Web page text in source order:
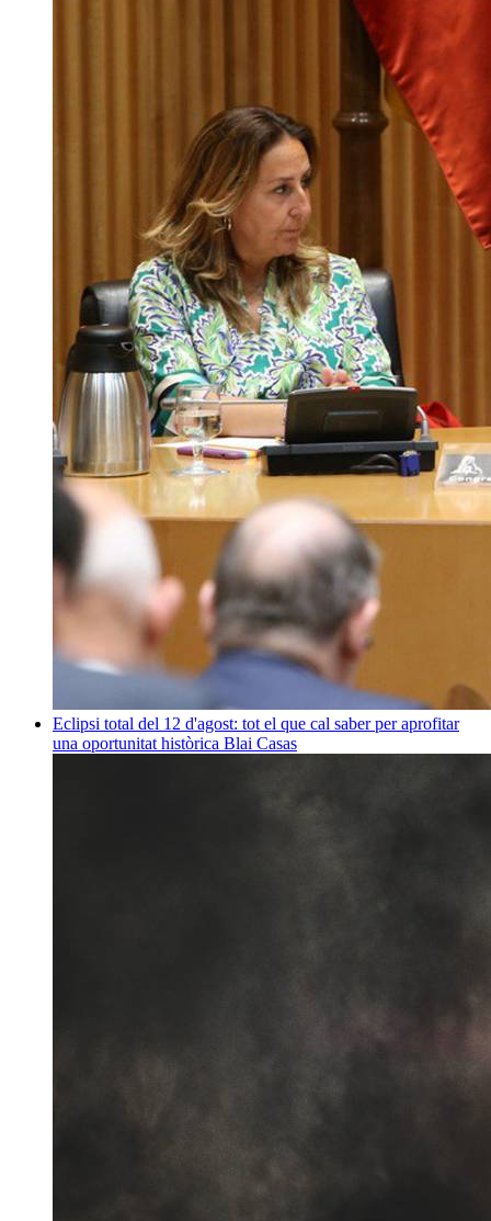
Eclipsi total del 12 d'agost: tot el que cal saber per aprofitar
una oportunitat històrica Blai Casas